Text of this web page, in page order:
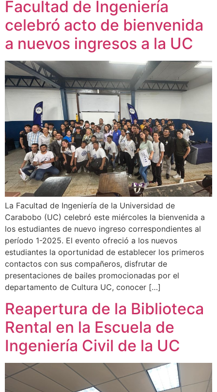
Facultad de Ingeniería
celebró acto de bienvenida
a nuevos ingresos a la UC
La Facultad de Ingeniería de la Universidad de
Carabobo (UC) celebró este miércoles la bienvenida a
los estudiantes de nuevo ingreso correspondientes al
período 1-2025. El evento ofreció a los nuevos
estudiantes la oportunidad de establecer los primeros
contactos con sus compañeros, disfrutar de
presentaciones de bailes promocionadas por el
departamento de Cultura UC, conocer […]
Reapertura de la Biblioteca
Rental en la Escuela de
Ingeniería Civil de la UC